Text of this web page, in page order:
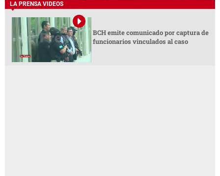
LA PRENSA VIDEOS
BCH emite comunicado por captura de
funcionarios vinculados al caso